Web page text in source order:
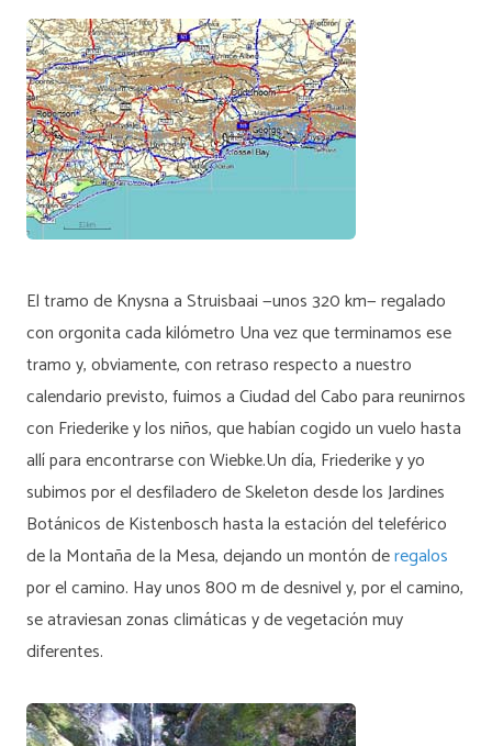
El tramo de Knysna a Struisbaai —unos 320 km— regalado
con orgonita cada kilómetro Una vez que terminamos ese
tramo y, obviamente, con retraso respecto a nuestro
calendario previsto, fuimos a Ciudad del Cabo para reunirnos
con Friederike y los niños, que habían cogido un vuelo hasta
allí para encontrarse con Wiebke.Un día, Friederike y yo
subimos por el desfiladero de Skeleton desde los Jardines
Botánicos de Kistenbosch hasta la estación del teleférico
de la Montaña de la Mesa, dejando un montón deregalos
por el camino. Hay unos 800 m de desnivel y, por el camino,
se atraviesan zonas climáticas y de vegetación muy
diferentes.